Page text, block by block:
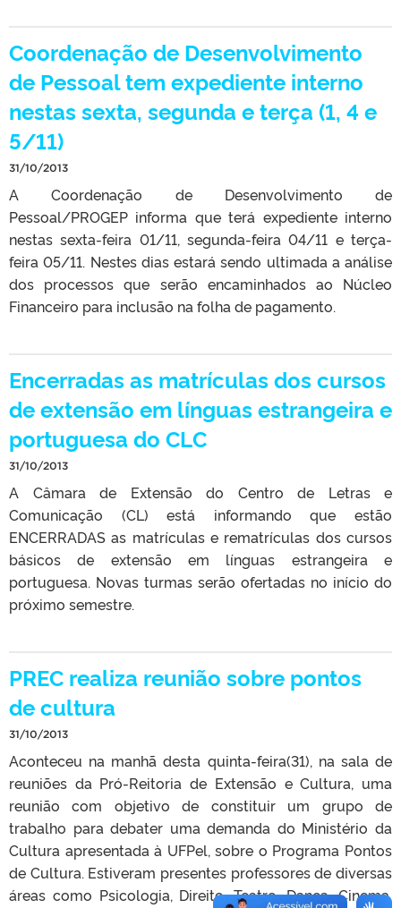
Coordenação de Desenvolvimento
de Pessoal tem expediente interno
nestas sexta, segunda e terça (1, 4 e
5/11)
31/10/2013
A Coordenação de Desenvolvimento de
Pessoal/PROGEP informa que terá expediente interno
nestas sexta-feira 01/11, segunda-feira 04/11 e terça-
feira 05/11. Nestes dias estará sendo ultimada a análise
dos processos que serão encaminhados ao Núcleo
Financeiro para inclusão na folha de pagamento.
Encerradas as matrículas dos cursos
de extensão em línguas estrangeira e
portuguesa do CLC
31/10/2013
A Câmara de Extensão do Centro de Letras e
Comunicação (CL) está informando que estão
ENCERRADAS as matrículas e rematrículas dos cursos
básicos de extensão em línguas estrangeira e
portuguesa. Novas turmas serão ofertadas no início do
próximo semestre.
PREC realiza reunião sobre pontos
de cultura
31/10/2013
Aconteceu na manhã desta quinta-feira(31), na sala de
reuniões da Pró-Reitoria de Extensão e Cultura, uma
reunião com objetivo de constituir um grupo de
trabalho para debater uma demanda do Ministério da
Cultura apresentada à UFPel, sobre o Programa Pontos
de Cultura. Estiveram presentes professores de diversas
áreas como Psicologia, Direito, Teatro, Dança, Cinema,